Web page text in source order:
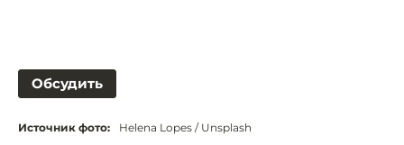
Обсудить
Источник фото: Helena Lopes / Unsplash